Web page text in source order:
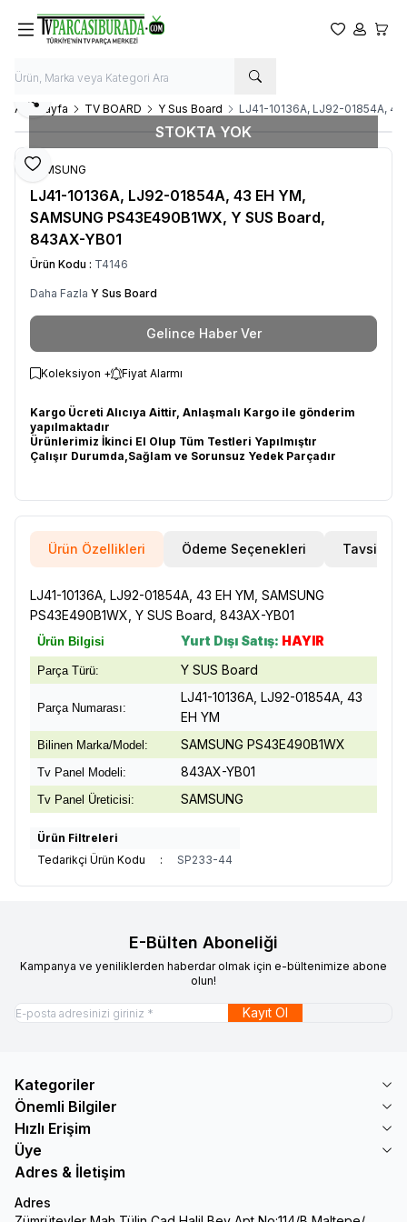
Favorilerim
Hesabım
Ana Sayfa TV BOARD Y Sus Board LJ41-10136A, LJ92-01854A, 43
STOKTA YOK
Favoriye Ekle
Paylaş
SAMSUNG
LJ41-10136A, LJ92-01854A, 43 EH YM,
SAMSUNG PS43E490B1WX, Y SUS Board,
843AX-YB01
Ürün Kodu : T4146
Daha Fazla Y Sus Board
Gelince Haber Ver
Koleksiyon + Fiyat Alarmı
Kargo Ücreti Alıcıya Aittir, Anlaşmalı Kargo ile gönderim
yapılmaktadır
Ürünlerimiz İkinci El Olup Tüm Testleri Yapılmıştır
Çalışır Durumda,Sağlam ve Sorunsuz Yedek Parçadır
Ürün Özellikleri Ödeme Seçenekleri Tavsiye Et
LJ41-10136A, LJ92-01854A, 43 EH YM, SAMSUNG
PS43E490B1WX, Y SUS Board, 843AX-YB01
Ürün Bilgisi Yurt Dışı Satış: HAYIR
Parça Türü: Y SUS Board
Parça Numarası:
LJ41-10136A, LJ92-01854A, 43
EH YM
Bilinen Marka/Model: SAMSUNG PS43E490B1WX
Tv Panel Modeli: 843AX-YB01
Tv Panel Üreticisi: SAMSUNG
Ürün Filtreleri
Tedarikçi Ürün Kodu
: SP233-44
E-Bülten Aboneliği
Kampanya ve yeniliklerden haberdar olmak için e-bültenimize abone
olun!
Kayıt Ol
Kategoriler
Önemli Bilgiler
Hızlı Erişim
Üye
Adres & İletişim
Adres